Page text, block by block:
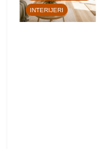
INTERIJERI